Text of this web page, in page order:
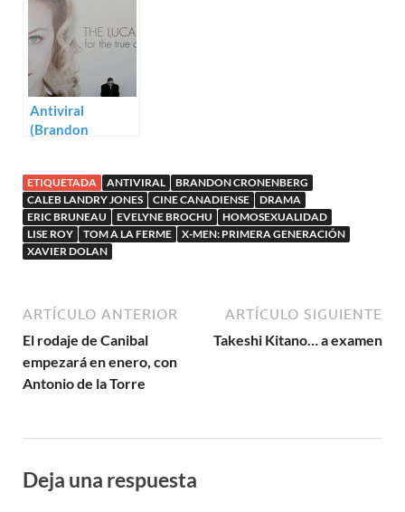
Max
Antiviral
(Brandon
ETIQUETADA ANTIVIRAL
BRANDON CRONENBERG
CALEB LANDRY JONES
CINE CANADIENSE
DRAMA
ERIC BRUNEAU
EVELYNE BROCHU
HOMOSEXUALIDAD
LISE ROY
TOM A LA FERME
X-MEN: PRIMERA GENERACIÓN
XAVIER DOLAN
ARTÍCULO ANTERIOR
El rodaje de Canibal
empezará en enero, con
Antonio de la Torre
ARTÍCULO SIGUIENTE
Takeshi Kitano… a examen
Deja una respuesta